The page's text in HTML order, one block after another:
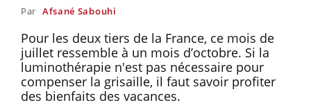
Par Afsané Sabouhi
Pour les deux tiers de la France, ce mois de
juillet ressemble à un mois d’octobre. Si la
luminothérapie n'est pas nécessaire pour
compenser la grisaille, il faut savoir profiter
des bienfaits des vacances.